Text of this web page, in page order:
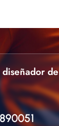
diseñador de